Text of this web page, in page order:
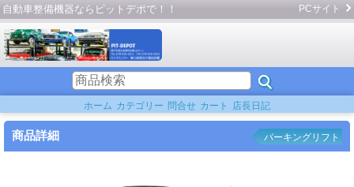
自動車整備機器ならピットデポで！！ PCサイト
ホーム カテゴリー 問合せ カート 店長日記
商品詳細 パーキングリフト